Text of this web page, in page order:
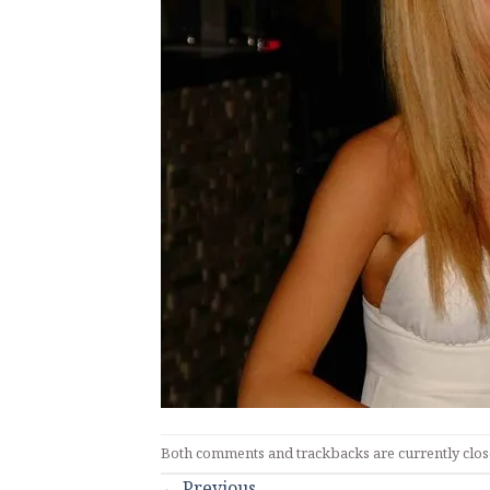
Both comments and trackbacks are currently